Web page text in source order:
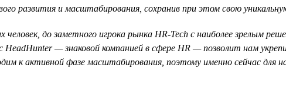
развития и масштабирования, сохранив при этом свою
человек, до заметного игрока рынка HR-Tech с наиболее зрелым
— знаковой компанией в сфере HR — позволит нам
к активной фазе масштабирования, поэтому именно сейчас для